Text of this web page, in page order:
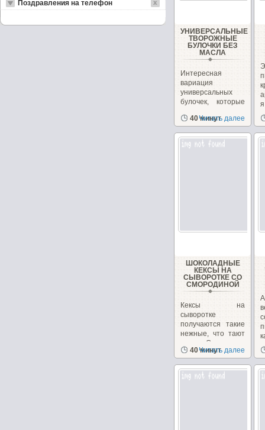
УНИВЕРСАЛЬНЫЕ
ТВОРОЖНЫЕ
БУЛОЧКИ БЕЗ
МАСЛА
Интересная
вариация
универсальных
булочек, которые
сладкими,...
40 минут
Читать далее
ШОКОЛАДНЫЕ
КЕКСЫ НА
СЫВОРОТКЕ СО
СМОРОДИНОЙ
Кексы на
сыворотке
получаются такие
нежные, что тают
во рту. Смородина
придает...
40 минут
Читать далее
Поздравления на телефон